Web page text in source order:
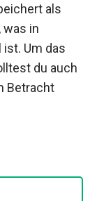
als
was in
Um das
du auch
Betracht